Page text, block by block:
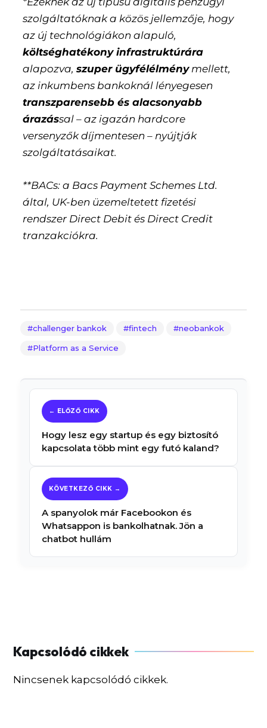
szolgáltatóknak a közös jellemzője, hogy
az új technológiákon alapuló,
költséghatékony infrastruktúrára
alapozva,szuper ügyfélélménymellett,
az inkumbens bankoknál lényegesen
transzparensebb és alacsonyabb
árazással – az igazán hardcore
versenyzők díjmentesen – nyújtják
szolgáltatásaikat.
**BACs: a Bacs Payment Schemes Ltd.
által, UK-ben üzemeltetett fizetési
rendszer Direct Debit és Direct Credit
tranzakciókra.
challenger bankok fintech neobankok
Platform as a Service
Hogy lesz egy startup és egy biztosító
kapcsolata több mint egy futó kaland?
A spanyolok már Facebookon és
Whatsappon is bankolhatnak. Jön a
chatbot hullám
Nincsenek kapcsolódó cikkek.